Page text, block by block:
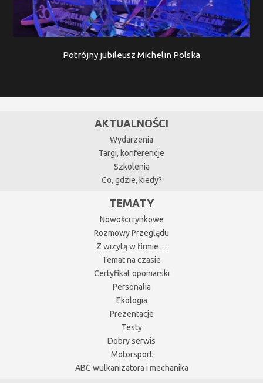
Potrójny jubileusz Michelin Polska
AKTUALNOŚCI
Wydarzenia
Targi, konferencje
Szkolenia
Co, gdzie, kiedy?
TEMATY
Nowości rynkowe
Rozmowy Przeglądu
Z wizytą w firmie…
Temat na czasie
Certyfikat oponiarski
Personalia
Ekologia
Prezentacje
Testy
Dobry serwis
Motorsport
ABC wulkanizatora i mechanika